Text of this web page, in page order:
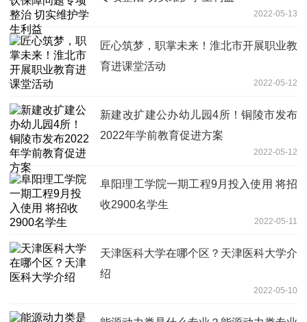
2022-05-13
匠心筑梦，职掌未来！淮北市开展职业教
育进课堂活动
2022-05-12
新建改扩建公办幼儿园4所！铜陵市发布
2022年学前教育促进方案
2022-05-12
阜阳理工学院一期工程9月投入使用 将招
收2900名学生
2022-05-11
天津医科大学在哪个区？天津医科大学介
绍
2022-05-10